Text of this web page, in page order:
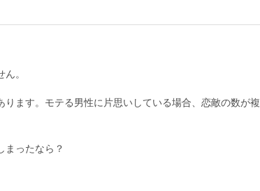
。
ます。モテる男性に片思いしている場合、恋敵の数が複
まったなら？